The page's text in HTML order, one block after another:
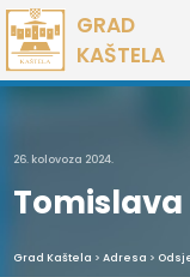
Preskoči
na
sadržaj
GRAD
KAŠTELA
26. kolovoza 2024.
Tomislava
Grad Kaštela > Adresa >